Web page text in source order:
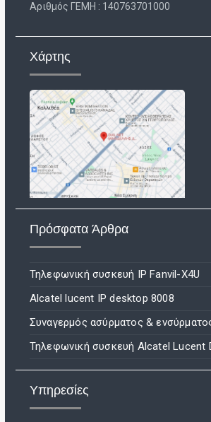
Aριθμός ΓΕΜΗ : 140763701000
Χάρτης
Πρόσφατα Άρθρα
Τηλεφωνική συσκευή IP Fanvil-X4U
Alcatel lucent IP desktop 8008
Συναγερμός ασύρματος &
Τηλεφωνική συσκευή Alcatel Lucent
Υπηρεσίες